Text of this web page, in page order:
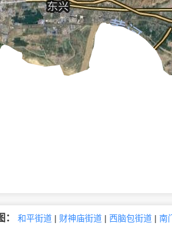
和平街道 | 财神庙街道 | 西脑包街道 | 南